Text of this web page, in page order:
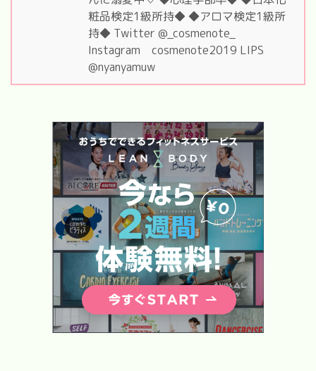
粧品検定1級所持◆ ◆アロマ検定1級所
持◆ Twitter @_cosmenote_
Instagram cosmenote2019 LIPS
@nyanyamuw